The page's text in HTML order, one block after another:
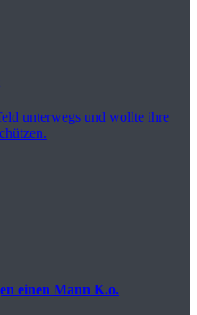
unterwegs und wollte ihre
einen Mann K.o.